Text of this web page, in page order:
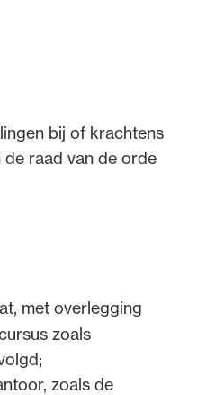
bij of krachtens
raad van de orde
met overlegging
zoals
zoals de